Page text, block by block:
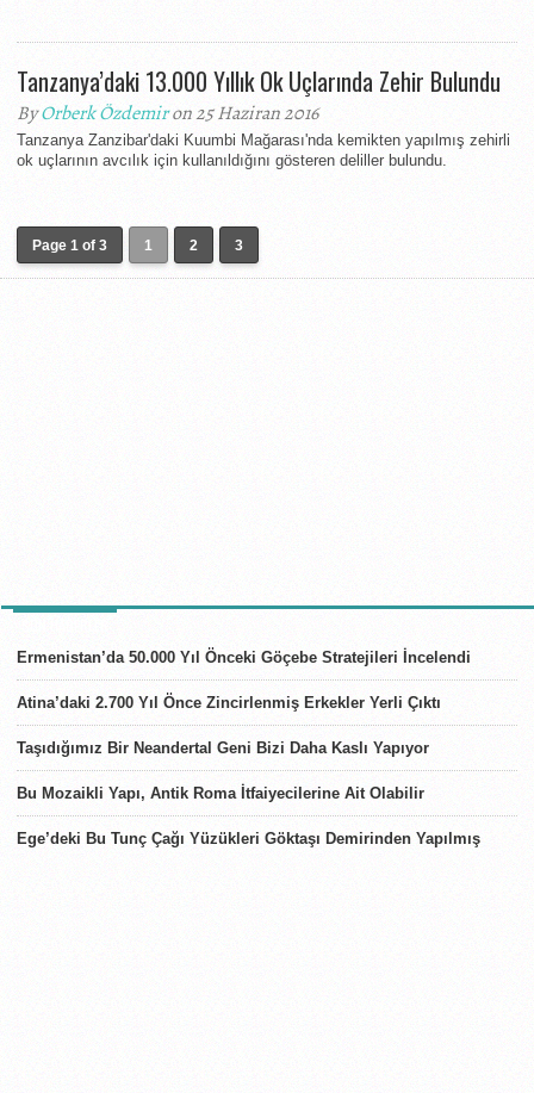
Tanzanya’daki 13.000 Yıllık Ok Uçlarında Zehir Bulundu
ByOrberk Özdemiron 25 Haziran 2016
Tanzanya Zanzibar'daki Kuumbi Mağarası'nda kemikten yapılmış zehirli
ok uçlarının avcılık için kullanıldığını gösteren deliller bulundu.
Page 1 of 3 1 2 3
Ermenistan’da 50.000 Yıl Önceki Göçebe Stratejileri İncelendi
Atina’daki 2.700 Yıl Önce Zincirlenmiş Erkekler Yerli Çıktı
Taşıdığımız Bir Neandertal Geni Bizi Daha Kaslı Yapıyor
Bu Mozaikli Yapı, Antik Roma İtfaiyecilerine Ait Olabilir
Ege’deki Bu Tunç Çağı Yüzükleri Göktaşı Demirinden Yapılmış